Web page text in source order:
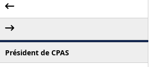
Président de CPAS